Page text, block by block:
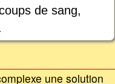
de sang,
une solution